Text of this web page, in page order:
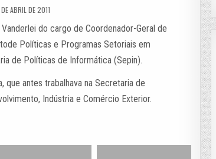
ABRIL DE 2011
do cargo de Coordenador-Geral de
Políticas e Programas Setoriais em
de Políticas de Informática (Sepin).
que antes trabalhava na Secretaria de
Indústria e Comércio Exterior.